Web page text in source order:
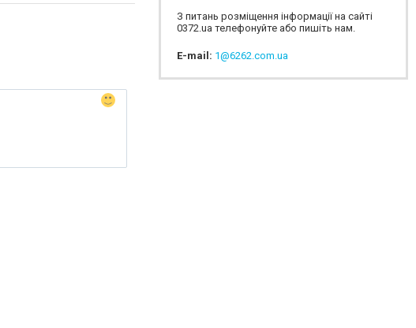
З питань розміщення інформації на сайті
0372.ua телефонуйте або пишіть нам.
E-mail: 1@6262.com.ua